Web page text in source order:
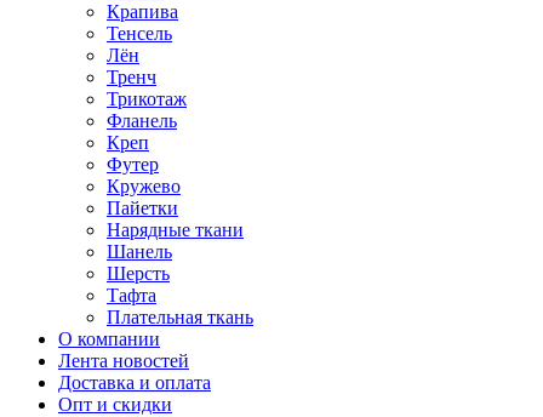
Крапива
Тенсель
Лён
Тренч
Трикотаж
Фланель
Креп
Футер
Кружево
Пайетки
Нарядные ткани
Шанель
Шерсть
Тафта
Плательная ткань
О компании
Лента новостей
Доставка и оплата
Опт и скидки